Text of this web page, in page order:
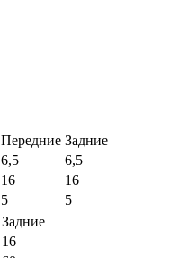
Передние Задние
6,5
6,5
16
16
5
5
Задние
16